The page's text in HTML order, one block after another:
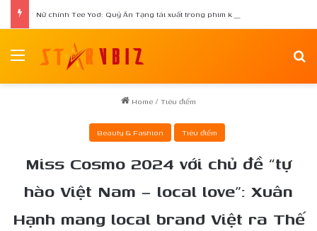
Menu
Home/ Tiêu điểm
Beauty & Fashion Tiêu điểm
Miss Cosmo 2024 với chủ đề “tự
hào Việt Nam – local love”: Xuân
Hạnh mang local brand Việt ra Thế